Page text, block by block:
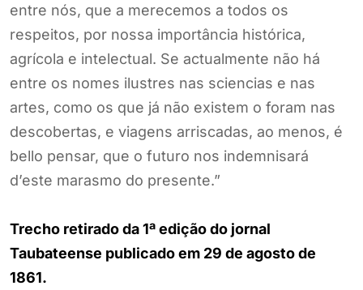
entre nós, que a merecemos a todos os
respeitos, por nossa importância histórica,
agrícola e intelectual. Se actualmente não há
entre os nomes ilustres nas sciencias e nas
artes, como os que já não existem o foram nas
descobertas, e viagens arriscadas, ao menos, é
bello pensar, que o futuro nos indemnisará
d’este marasmo do presente.”
Trecho retirado da 1ª edição do jornal
Taubateense publicado em 29 de agosto de
1861.